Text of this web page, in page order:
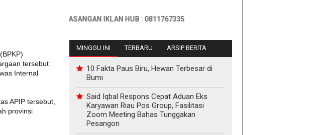
tersebut
Internal
APIP tersebut,
provinsi
INFO PEMASANGAN IKLAN HUB : 0811767335
MINGGU INI TERBARU ARSIP BERITA
10 Fakta Paus Biru, Hewan Terbesar di
Bumi
Said Iqbal Respons Cepat Aduan Eks
Karyawan Riau Pos Group, Fasilitasi
Zoom Meeting Bahas Tunggakan
Pesangon